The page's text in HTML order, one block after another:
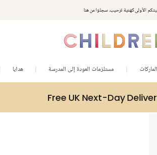
الماركات مستلزمات العودة إلى المدرسة هدايا
Free UK Next-Day